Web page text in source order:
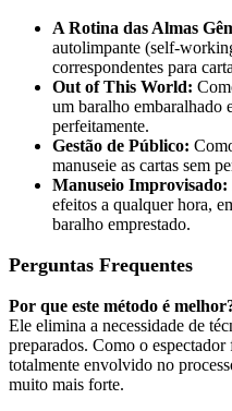
A Rotina das Almas
autolimpante (self-
correspondentes para
Out of This World:
um baralho embaralhado
perfeitamente.
Gestão de Público:
manuseie as cartas sem
Manuseio Improvisado:
efeitos a qualquer hora,
baralho emprestado.
Perguntas Frequentes
Por que este método é
Ele elimina a necessidade de
preparados. Como o
totalmente envolvido no
muito mais forte.